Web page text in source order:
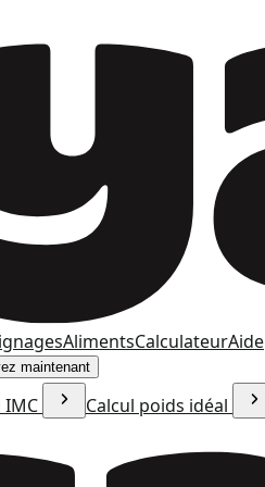
AlimentsCalculateurAide
maintenant
IMC Calcul poids idéal